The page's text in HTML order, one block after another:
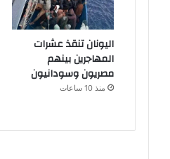
اليونان تنقذ عشرات
المهاجرين بينهم
مصريون وسودانيون
منذ 10 ساعات